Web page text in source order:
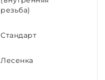
резьба)
Стандарт
Лесенка